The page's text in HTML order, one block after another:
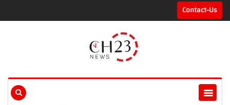
Contact-Us